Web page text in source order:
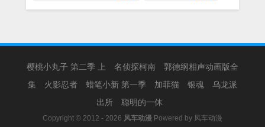
樱桃小丸子 第二季 上 名侦探柯南
郭德纲相声动画版全
集
火影忍者 蜡笔小新 第一季 加菲猫 银魂
乌龙派
出所
聪明的一休
Copyright © 2012 - 2026 风车动漫 Powered by 风车动漫